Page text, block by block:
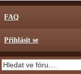
FAQ
Přihlásit se